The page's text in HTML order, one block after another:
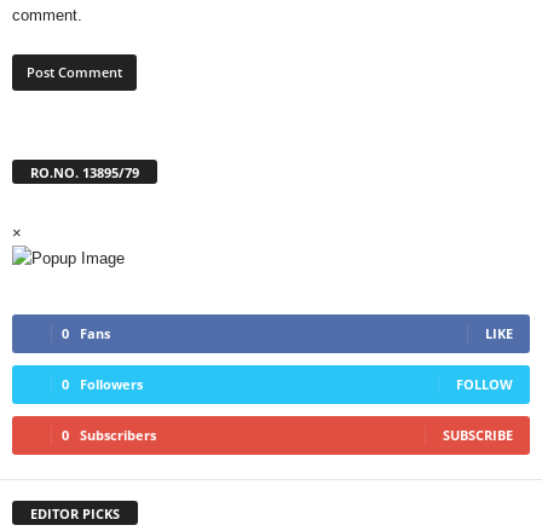
comment.
RO.NO. 13895/79
×
0 Fans LIKE
0 Followers FOLLOW
0 Subscribers SUBSCRIBE
EDITOR PICKS